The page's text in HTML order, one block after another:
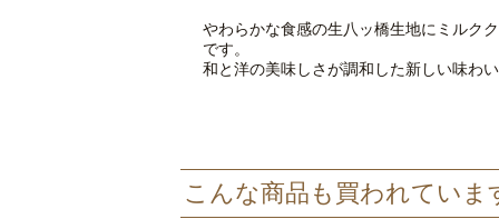
やわらかな食感の生八ッ橋生地にミルク
です。
和と洋の美味しさが調和した新しい味わ
こんな商品も買われていま